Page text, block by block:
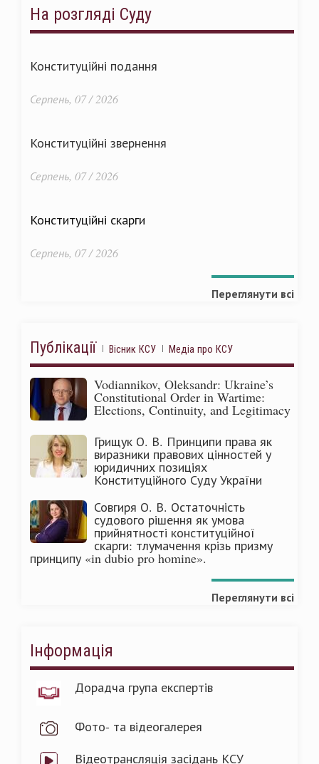
На розгляді Суду
Конституційні подання
Серпень, 07 / 2026
Конституційні звернення
Серпень, 07 / 2026
Конституційні скарги
Серпень, 07 / 2026
Переглянути всі
Публікації Вісник КСУ Медіа про КСУ
Vodiannikov, Oleksandr: Ukraine’s
Constitutional Order in Wartime:
Elections, Continuity, and Legitimacy
Грищук О. В. Принципи права як
виразники правових цінностей у
юридичних позиціях
Конституційного Суду України
Совгиря О. В. Остаточність
судового рішення як умова
прийнятності конституційної
скарги: тлумачення крізь призму
принципу «in dubio pro homine».
Переглянути всі
Інформація
Дорадча група експертів
Фото- та відеогалерея
Відеотрансляція засідань КСУ